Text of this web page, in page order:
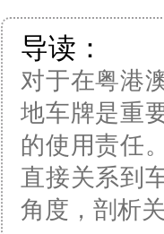
导读：
对于在粤港
地车牌是重
的使用责任
直接关系到
角度，剖析